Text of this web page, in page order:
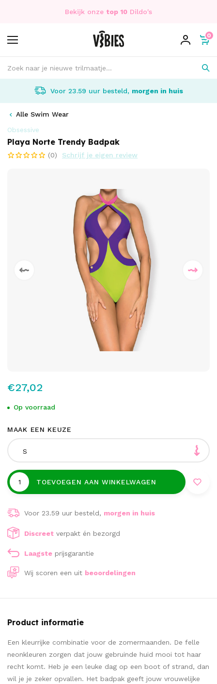
Bekijk onze top 10 Dildo's
0
Voor 23.59 uur besteld, morgen in huis
Alle Swim Wear
Obsessive
Playa Norte Trendy Badpak
(0) Schrijf je eigen review
€27,02
Op voorraad
MAAK EEN KEUZE
S
TOEVOEGEN AAN WINKELWAGEN
Voor 23.59 uur besteld, morgen in huis
Discreet verpakt én bezorgd
Laagste prijsgarantie
Wij scoren een uit beoordelingen
Product informatie
Een kleurrijke combinatie voor de zomermaanden. De felle
neonkleuren zorgen dat jouw gebruinde huid mooi tot haar
recht komt. Heb je een leuke dag op een boot of strand, dan
wil je je zeker opvallen. Het badpak geeft jouw vrouwelijke